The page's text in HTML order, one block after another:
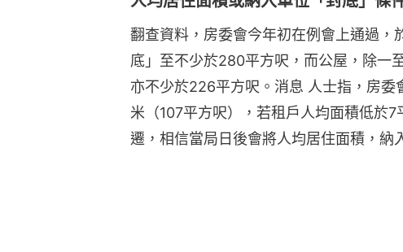
翻查資料，房委會今年初在例會上通過
底」至不少於280平方呎，而公屋，除一
亦不少於226平方呎。消息 人士指，房委
米（107平方呎），若租戶人均面積低於
遷，相信當局日後會將人均居住面積，納